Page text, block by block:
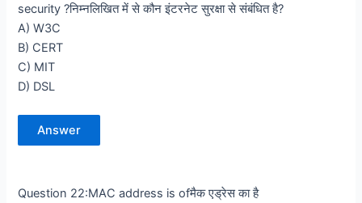
security ?निम्नलिखित में से कौन इंटरनेट सुरक्षा से संबंधित है?
A) W3C
B) CERT
C) MIT
D) DSL
Answer
Question 22:MAC address is ofमैक एड्रेस का है